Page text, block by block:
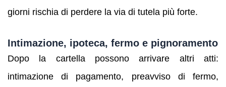
giorni rischia di perdere la via di tutela più forte.
Intimazione, ipoteca, fermo e pignoramento
Dopo la cartella possono arrivare altri atti:
intimazione di pagamento, preavviso di fermo,